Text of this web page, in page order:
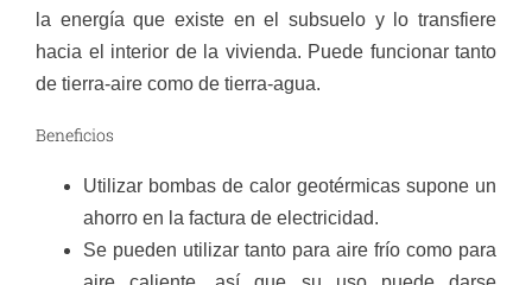
la energía que existe en el subsuelo y lo transfiere
hacia el interior de la vivienda. Puede funcionar tanto
de tierra-aire como de tierra-agua.
Beneficios
Utilizar bombas de calor geotérmicas supone un
ahorro en la factura de electricidad.
Se pueden utilizar tanto para aire frío como para